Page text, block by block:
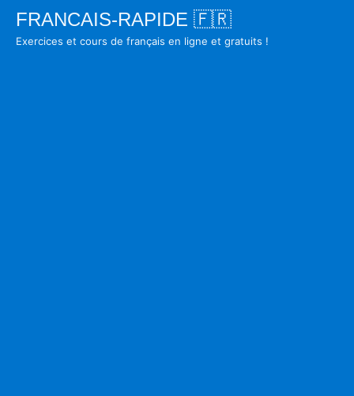
SkipFRANCAIS-RAPIDE 🇫🇷
Exercices et cours de français en ligne et gratuits !